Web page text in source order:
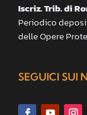
Iscriz. Trib. di
Periodico
delle Opere
SEGUICI SUI